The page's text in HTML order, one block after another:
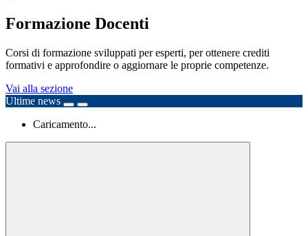
Formazione Docenti
Corsi di formazione sviluppati per esperti, per ottenere crediti
formativi e approfondire o aggiornare le proprie competenze.
Vai alla sezione
Ultime news
Caricamento...